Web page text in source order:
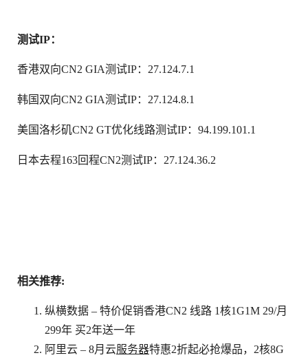
测试IP：
香港双向CN2 GIA测试IP：27.124.7.1
韩国双向CN2 GIA测试IP：27.124.8.1
美国洛杉矶CN2 GT优化线路测试IP：94.199.101.1
日本去程163回程CN2测试IP：27.124.36.2
相关推荐:
纵横数据 – 特价促销香港CN2 线路 1核1G1M 29/月
299年 买2年送一年
阿里云 – 8月云服务器特惠2折起必抢爆品，2核8G